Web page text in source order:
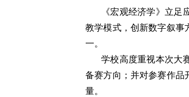
《宏观经济学》立
教学模式，创新数字叙事
一。
学校高度重视本次大
备赛方向；并对参赛作品
量。